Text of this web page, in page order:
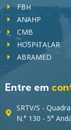
FBH
ANAHP
CMB
HOSPITALAR
ABRAMED
Entre em
SRTV/S -
N.° 130 - 5°